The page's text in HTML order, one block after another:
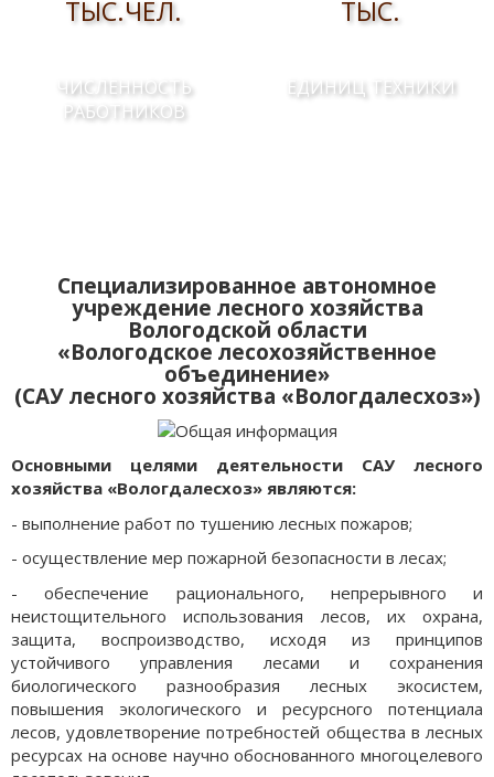
ТЫС.ЧЕЛ.
ЧИСЛЕННОСТЬ
РАБОТНИКОВ
ТЫС.
ЕДИНИЦ ТЕХНИКИ
Специализированное автономное
учреждение лесного хозяйства
Вологодской области
«Вологодское лесохозяйственное
объединение»
(САУ лесного хозяйства «Вологдалесхоз»)
Основными целями деятельности САУ лесного
хозяйства «Вологдалесхоз» являются:
- выполнение работ по тушению лесных пожаров;
- осуществление мер пожарной безопасности в лесах;
- обеспечение рационального, непрерывного и
неистощительного использования лесов, их охрана,
защита, воспроизводство, исходя из принципов
устойчивого управления лесами и сохранения
биологического разнообразия лесных экосистем,
повышения экологического и ресурсного потенциала
лесов, удовлетворение потребностей общества в лесных
ресурсах на основе научно обоснованного многоцелевого